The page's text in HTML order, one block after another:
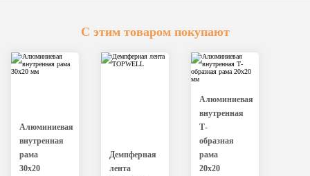
С этим товаром покупают
Алюминиевая
внутренная
рама
30х20
Дeмпферная
лента
Алюминиевая
внутренная
Т-
образная
рама
20х20